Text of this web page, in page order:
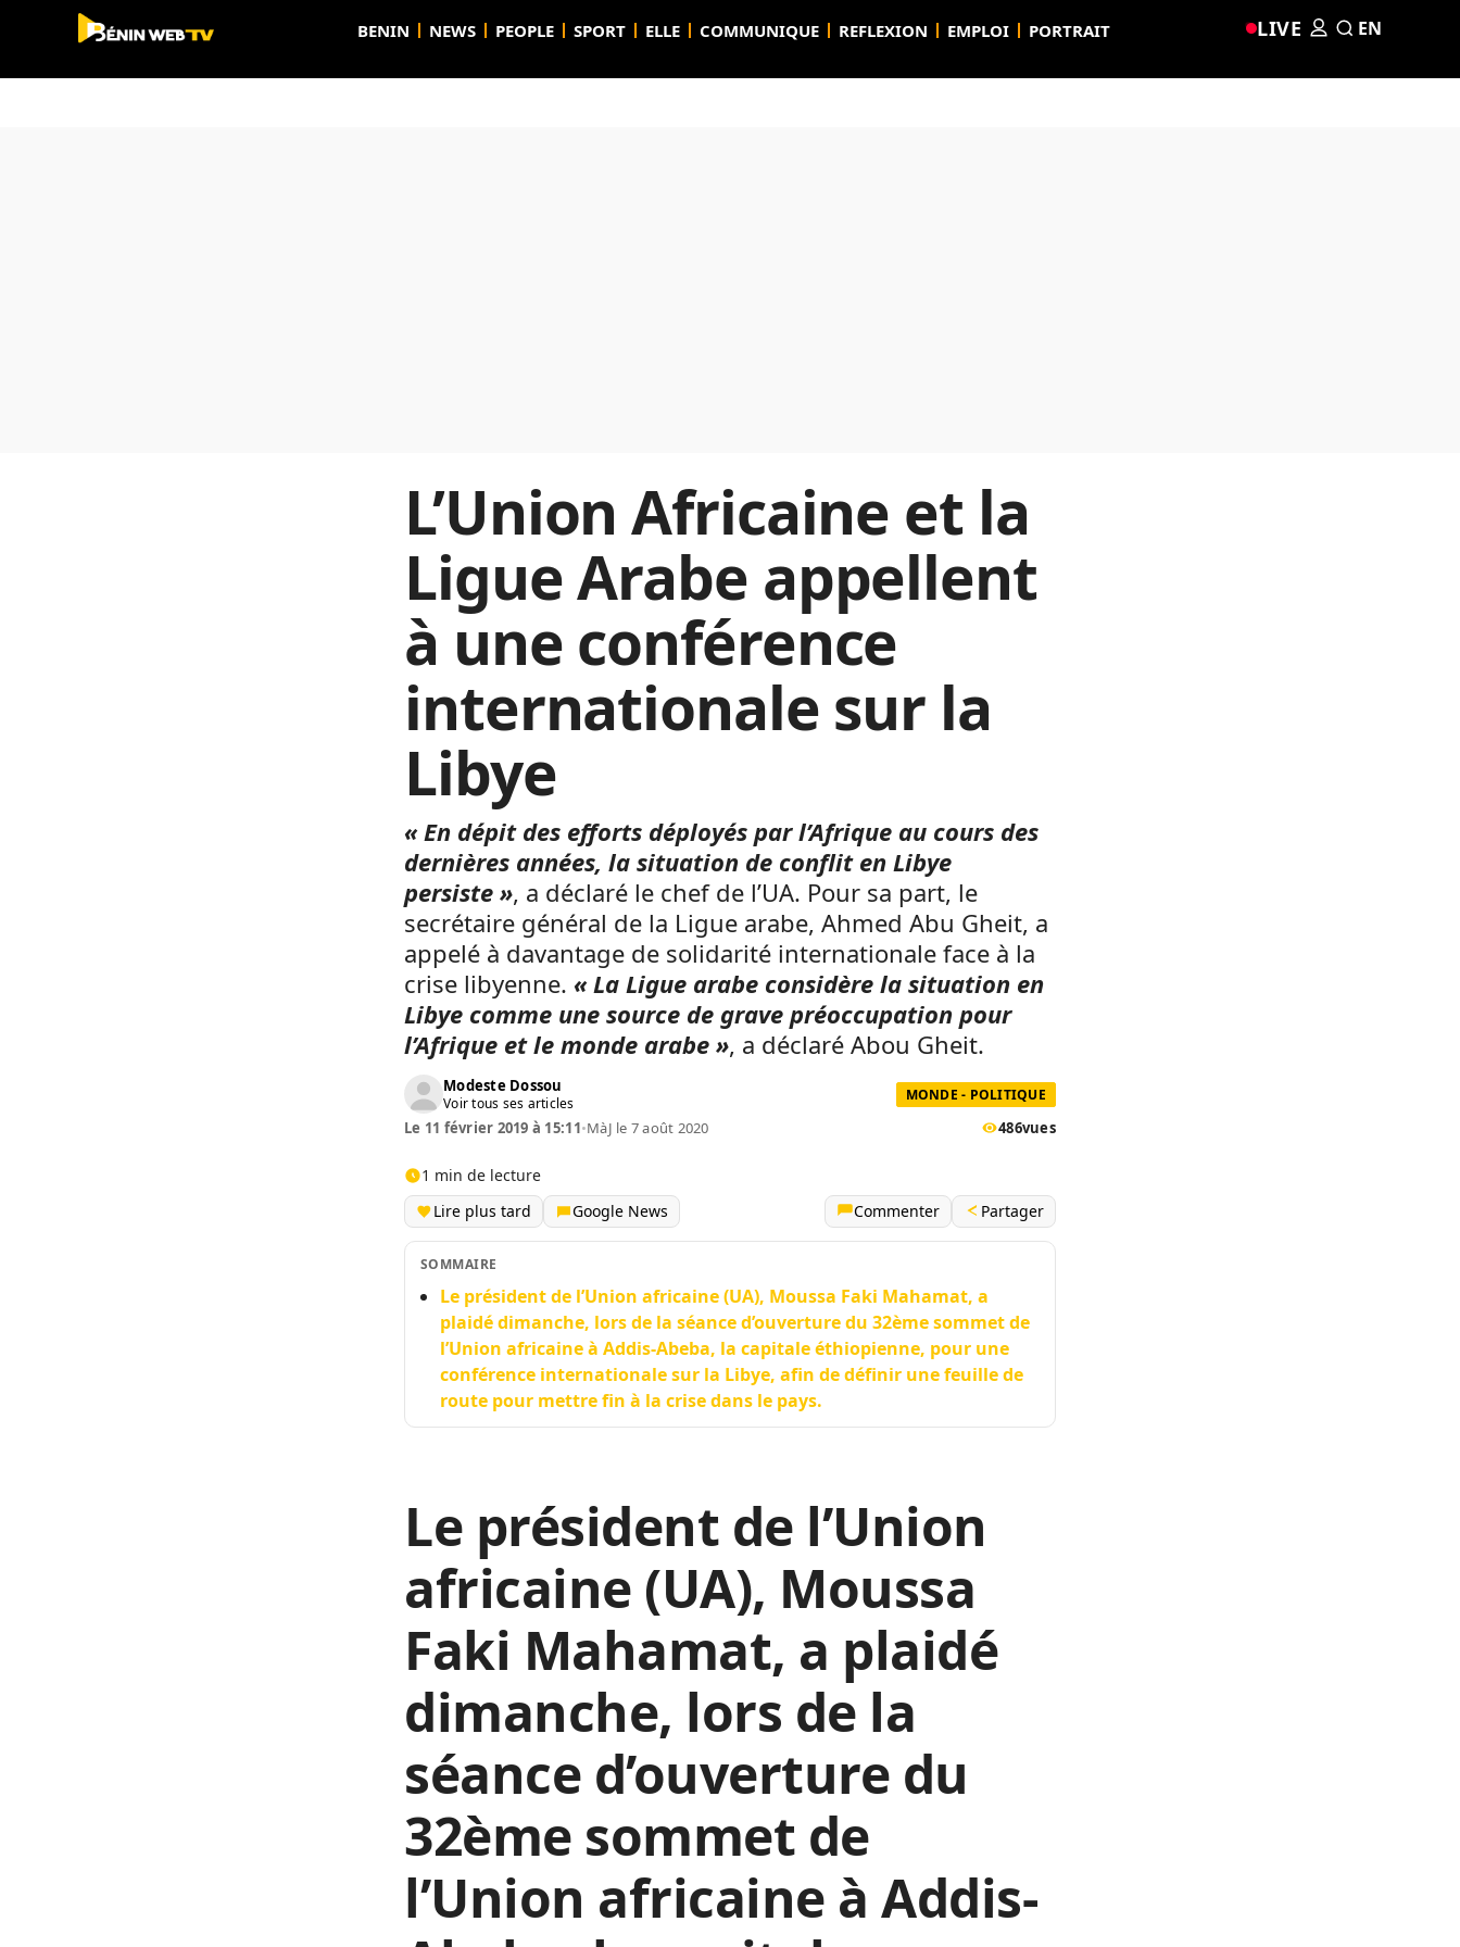
BENIN NEWS PEOPLE SPORT ELLE COMMUNIQUE REFLEXION EMPLOI PORTRAIT LIVE EN
L’Union Africaine et la
Ligue Arabe appellent
à une conférence
internationale sur la
Libye
« En dépit des efforts déployés par l’Afrique au cours des
dernières années, la situation de conflit en Libye
persiste », a déclaré le chef de l’UA. Pour sa part, le
secrétaire général de la Ligue arabe, Ahmed Abu Gheit, a
appelé à davantage de solidarité internationale face à la
crise libyenne. « La Ligue arabe considère la situation en
Libye comme une source de grave préoccupation pour
l’Afrique et le monde arabe », a déclaré Abou Gheit.
Modeste Dossou
Voir tous ses articles MONDE - POLITIQUE
Le 11 février 2019 à 15:11•MàJ le 7 août 2020 486vues
1 min de lecture
Lire plus tard
Google News Commenter Partager
SOMMAIRE
Le président de l’Union africaine (UA), Moussa Faki Mahamat, a
plaidé dimanche, lors de la séance d’ouverture du 32ème sommet de
l’Union africaine à Addis-Abeba, la capitale éthiopienne, pour une
conférence internationale sur la Libye, afin de définir une feuille de
route pour mettre fin à la crise dans le pays.
Le président de l’Union
africaine (UA), Moussa
Faki Mahamat, a plaidé
dimanche, lors de la
séance d’ouverture du
32ème sommet de
l’Union africaine à Addis-